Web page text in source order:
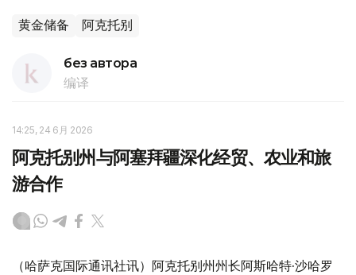
黄金储备 阿克托别
без автора
编译
14:25, 24 6月 2026
阿克托别州与阿塞拜疆深化经贸、农业和旅
游合作
（哈萨克国际通讯社讯）阿克托别州州长阿斯哈特·沙哈罗